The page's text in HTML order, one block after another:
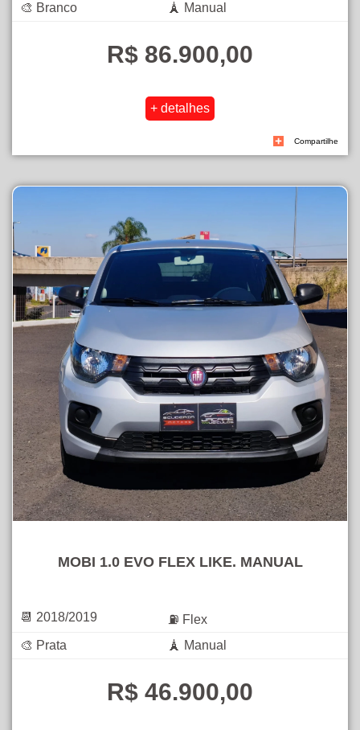
🎨 Branco
🗼 Manual
R$ 86.900,00
Compartilhe
MOBI 1.0 EVO FLEX LIKE. MANUAL
📆 2018/2019
⛽ Flex
🎨 Prata
🗼 Manual
R$ 46.900,00